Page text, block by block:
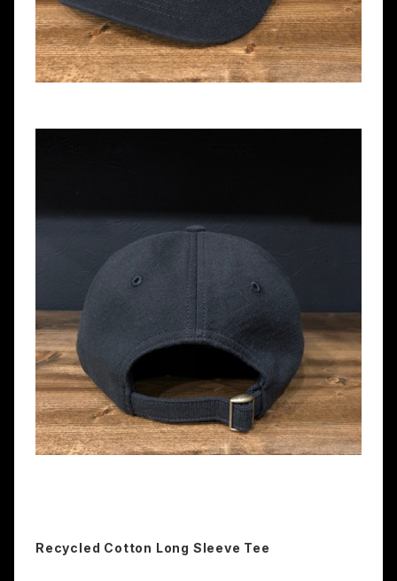
Recycled Cotton Long Sleeve Tee